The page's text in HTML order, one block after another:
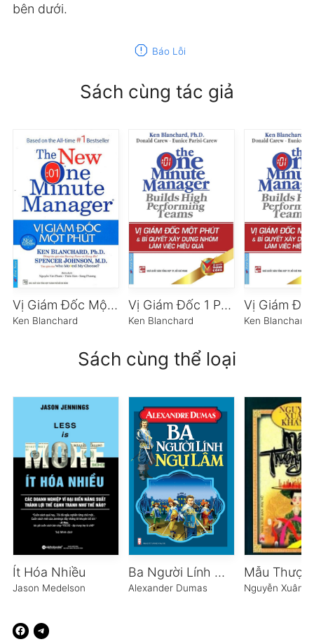
bên dưới.
report Báo Lỗi
Sách cùng tác giả
Vị Giám Đốc Một Phút
Ken Blanchard
Vị Giám Đốc 1 Phút & Bí Quyết Xây Dựng Nhóm Làm Việc Hiệu Quả
Ken Blanchard Ken Blanchard
Sách cùng thể loại
Ít Hóa Nhiều
Jason Medelson
Ba Người Lính Ngự Lâm
Alexander Dumas Nguyễn Xuân